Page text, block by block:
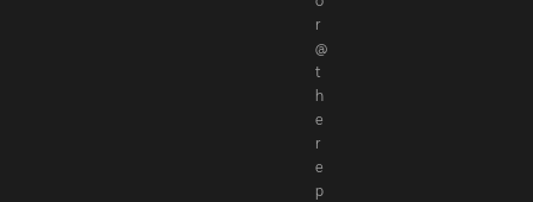
r
@
t
h
e
r
e
p